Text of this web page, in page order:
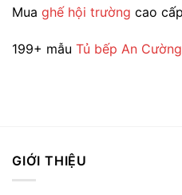
phẩm
Mua ghế hội trường cao
199+ mẫu Tủ bếp An Cường
GIỚI THIỆU